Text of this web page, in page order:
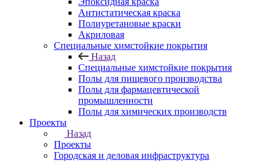
Антистатическая краска
Полиуретановые краски
Акриловая
Специальные химстойкие покрытия
Назад
Специальные химстойкие покрытия
Полы для пищевого производства
Полы для фармацевтической
промышленности
Полы для химических производств
Проекты
Назад
Проекты
Городская и деловая инфраструктура